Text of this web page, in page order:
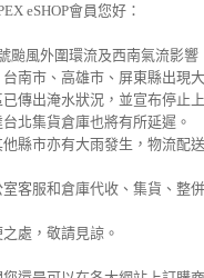
eSHOP會員您好：
颱風外圍環流及西南氣流影響
台南市、高雄市、屏東縣出現
傳出淹水狀況，並宣布停止
北集貨倉庫也將有所延遲。
他縣市亦有大雨發生，物流配
室客服和倉庫代收、集貨、整
處，敬請見諒。